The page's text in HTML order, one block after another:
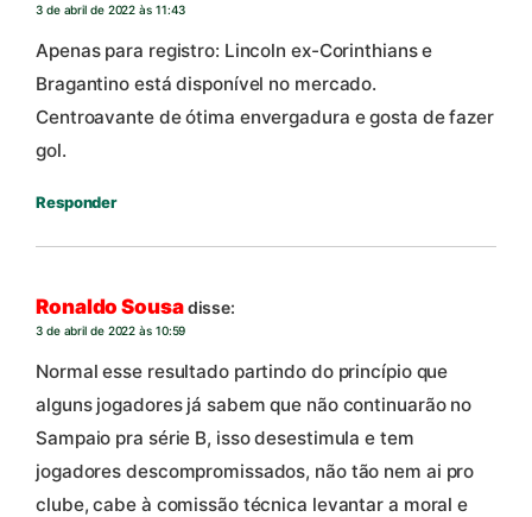
3 de abril de 2022 às 11:43
Apenas para registro: Lincoln ex-Corinthians e
Bragantino está disponível no mercado.
Centroavante de ótima envergadura e gosta de fazer
gol.
Responder
Ronaldo Sousadisse:
3 de abril de 2022 às 10:59
Normal esse resultado partindo do princípio que
alguns jogadores já sabem que não continuarão no
Sampaio pra série B, isso desestimula e tem
jogadores descompromissados, não tão nem ai pro
clube, cabe à comissão técnica levantar a moral e